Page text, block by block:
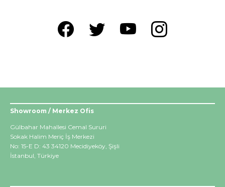
Showroom / Merkez Ofis
Gülbahar Mahallesi Cemal Sururi
Sokak Halim Meriç İş Merkezi
No: 15-E D: 43 34120 Mecidiyeköy, Şişli
İstanbul, Türkiye